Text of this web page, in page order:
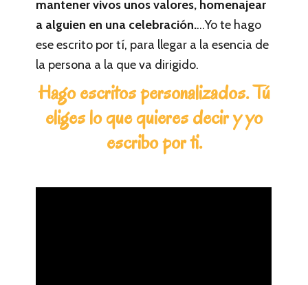
mantener vivos unos valores, homenajear
a alguien en una celebración.…Yo te hago
ese escrito por tí, para llegar a la esencia de
la persona a la que va dirigido.
Hago escritos personalizados. Tú
eliges lo que quieres decir y yo
escribo por ti.